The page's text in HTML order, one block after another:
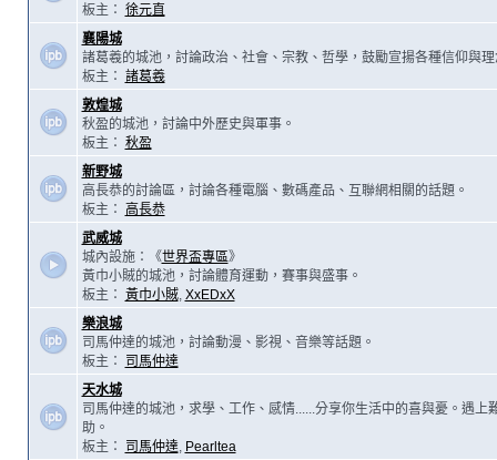
板主： 徐元直
襄陽城
諸葛羲的城池，討論政治、社會、宗教、哲學，鼓勵宣揚各種信仰與理
板主： 諸葛羲
敦煌城
秋盈的城池，討論中外歷史與軍事。
板主： 秋盈
新野城
高長恭的討論區，討論各種電腦、數碼產品、互聯網相關的話題。
板主：
高長恭
武威城
城內設施：《世界盃專區》
黃巾小賊的城池，討論體育運動，賽事與盛事。
板主： 黃巾小賊, XxEDxX
樂浪城
司馬仲達的城池，討論動漫、影視、音樂等話題。
板主：
司馬仲達
天水城
司馬仲達的城池，求學、工作、感情......分享你生活中的喜與憂。遇上
助。
板主：
司馬仲達, Pearltea